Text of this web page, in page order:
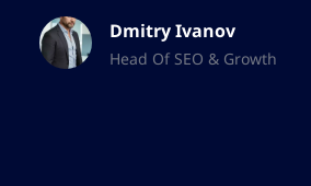
Dmitry Ivanov
Head Of SEO & Growth